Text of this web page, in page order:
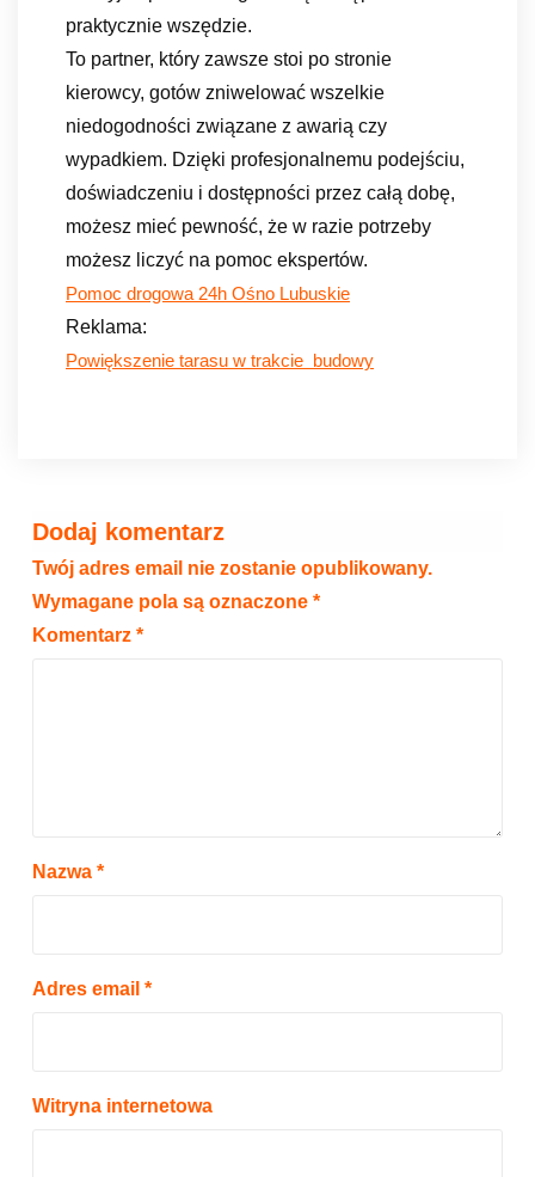
praktycznie wszędzie.
To partner, który zawsze stoi po stronie
kierowcy, gotów zniwelować wszelkie
niedogodności związane z awarią czy
wypadkiem. Dzięki profesjonalnemu podejściu,
doświadczeniu i dostępności przez całą dobę,
możesz mieć pewność, że w razie potrzeby
możesz liczyć na pomoc ekspertów.
Pomoc drogowa 24h Ośno Lubuskie
Reklama:
Powiększenie tarasu w trakcie budowy
Dodaj komentarz
Twój adres email nie zostanie opublikowany.
Wymagane pola są oznaczone *
Komentarz *
Nazwa *
Adres email *
Witryna internetowa